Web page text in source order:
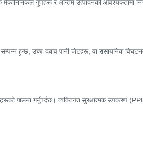
गुणहरू र अन्तिम उत्पादनको आवश्यकतामा
हुन्छ, उच्च-दबाव पानी जेटहरू, वा रासायनिक
पालना गर्नुपर्दछ। व्यक्तिगत सुरक्षात्मक उपकरण